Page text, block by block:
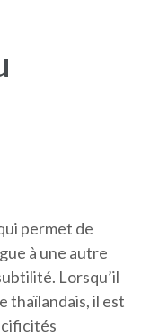
permet de
à une autre
Lorsqu’il
thaïlandais, il est